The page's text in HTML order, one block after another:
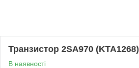
Транзистор 2SA970 (KTA1268)
В наявності